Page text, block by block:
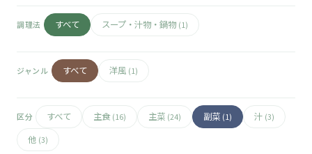
調理法 すべて スープ・汁物・鍋物 (1)
ジャンル すべて 洋風 (1)
区分 すべて 主食 (16) 主菜 (24) 副菜 (1) 汁 (3)
他 (3)